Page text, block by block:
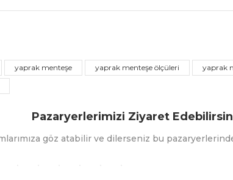
yaprak menteşe yaprak menteşe ölçüleri yaprak
Pazaryerlerimizi Ziyaret
göz atabilir ve dilerseniz bu